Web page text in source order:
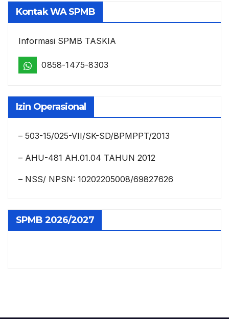
Kontak WA SPMB
Informasi SPMB TASKIA
0858-1475-8303
Izin Operasional
– 503-15/025-VII/SK-SD/BPMPPT/2013
– AHU-481 AH.01.04 TAHUN 2012
– NSS/ NPSN: 10202205008/69827626
SPMB 2026/2027